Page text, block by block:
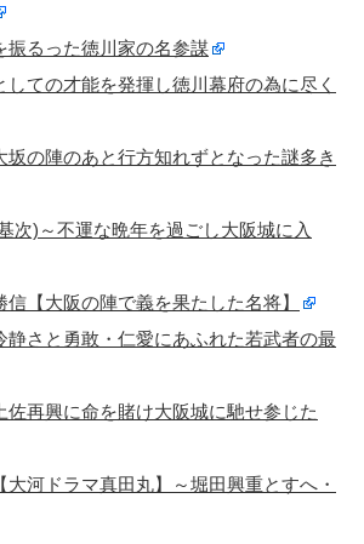
振るった徳川家の名参謀
しての才能を発揮し徳川幕府の為に尽く
坂の陣のあと行方知れずとなった謎多き
次)～不運な晩年を過ごし大阪城に入
【大阪の陣で義を果たした名将】
静さと勇敢・仁愛にあふれた若武者の最
佐再興に命を賭け大阪城に馳せ参じた
河ドラマ真田丸】～堀田興重とすへ・